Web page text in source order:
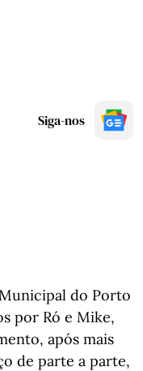
Siga-nos
do Porto
por Ró e Mike,
após mais
de parte a parte,